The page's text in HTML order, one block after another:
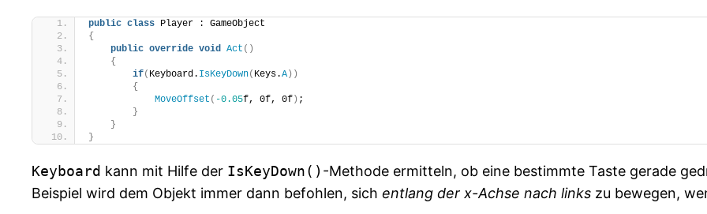
public class Player : GameObject
{
public override void Act ()
{
if( Keyboard. IsKeyDown( Keys.A ))
{
MoveOffset ( -0.05f, 0f, 0f ) ;
}
}
}
Keyboard kann mit Hilfe der IsKeyDown() -Methode ermitteln, ob eine bestimmte Taste gerade
Beispiel wird dem Objekt immer dann befohlen, sich entlang der x-Achse nach links zu bewegen,